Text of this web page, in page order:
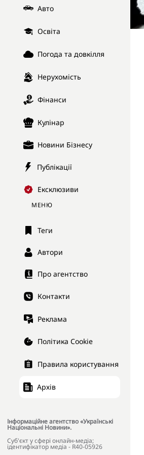
Авто
Освіта
Погода та довкілля
Нерухомість
Фінанси
Кулінар
Новини Бізнесу
Публікації
Ексклюзиви
МЕНЮ
Теги
Автори
Про агентство
Контакти
Реклама
Політика Cookie
Правила користування
Архів
Інформаційне агентство «Українські
Національні Новини».
Cуб'єкт у сфері онлайн-медіа;
ідентифікатор медіа - R40-05926